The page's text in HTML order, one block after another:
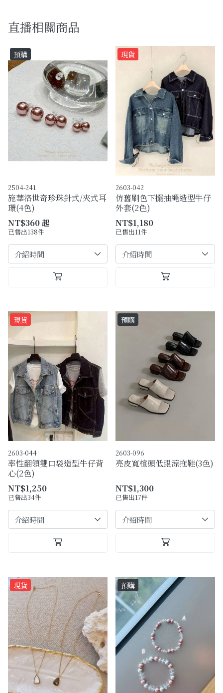
最新消息
訂單查詢
關於我們
購物須知
Facebook社團
Instagram
直播相關商品
預購
2504-241
施華洛世奇珍珠針式/夾式耳
環(4色)
NT$360 起
已售出138件
現貨
2603-042
仿舊刷色下擺抽繩造型牛仔
外套(2色)
NT$1,180
已售出11件
現貨
2603-044
率性翻領雙口袋造型牛仔背
心(2色)
NT$1,250
已售出34件
預購
2603-096
亮皮寬楦頭低跟涼拖鞋(3色)
NT$1,300
已售出17件
現貨 預購